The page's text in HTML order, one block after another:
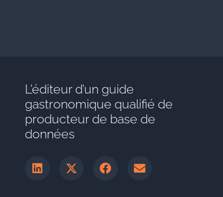
L’éditeur d’un guide
gastronomique qualifié de
producteur de base de
données